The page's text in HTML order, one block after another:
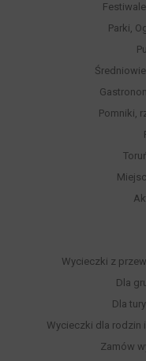
Parki,
Pomniki,
Wycieczki z
Dla
Dla
Wycieczki dla rodzin
Zamów